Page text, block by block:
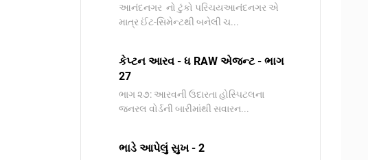
આનંદનગર નો ટુંકો પરિચયઆનંદનગર એ
માત્ર ઈંટ-સિમેન્ટથી બનેલી ચ...
કેપ્ટન આરવ - ધ RAW એજન્ટ - ભાગ
27
ભાગ ૨૭: આરવની ઉદારતા હોસ્પિટલના
જનરલ વોર્ડની બારીમાંથી સવારન...
ભાડે આપેલું સુખ - 2